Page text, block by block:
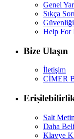
Genel
Sıkça
Help For
Bize Ulaşın
İletişim
CİMER
Salt
Daha
Klavye